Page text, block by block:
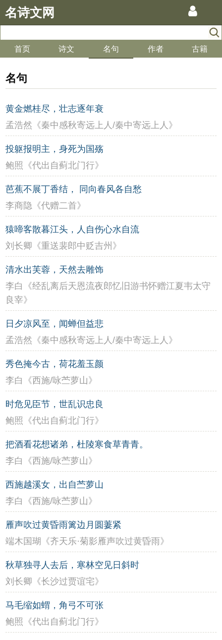
名诗文网
首页 诗文 名句 作者 古籍
名句
黄金燃桂尽，壮志逐年衰
孟浩然《秦中感秋寄远上人/秦中寄远上人》
投躯报明主，身死为国殇
鲍照《代出自蓟北门行》
芭蕉不展丁香结， 同向春风各自愁
李商隐《代赠二首》
猿啼客散暮江头，人自伤心水自流
刘长卿《重送裴郎中贬吉州》
清水出芙蓉，天然去雕饰
李白《经乱离后天恩流夜郎忆旧游书怀赠江夏韦太守
良宰》
日夕凉风至，闻蝉但益悲
孟浩然《秦中感秋寄远上人/秦中寄远上人》
秀色掩今古，荷花羞玉颜
李白《西施/咏苎萝山》
时危见臣节，世乱识忠良
鲍照《代出自蓟北门行》
把酒看花想诸弟，杜陵寒食草青青。
李白《西施/咏苎萝山》
西施越溪女，出自苎萝山
李白《西施/咏苎萝山》
雁声吹过黄昏雨篱边月圆萋紧
端木国瑚《齐天乐·菊影雁声吹过黄昏雨》
秋草独寻人去后，寒林空见日斜时
刘长卿《长沙过贾谊宅》
马毛缩如蝟，角弓不可张
鲍照《代出自蓟北门行》